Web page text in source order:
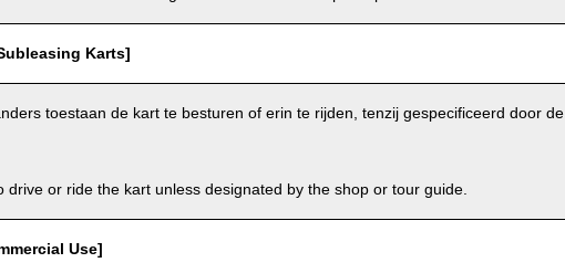
Karts]
toestaan de kart te besturen of erin te rijden, tenzij gespecificeerd door de
drive or ride the kart unless designated by the shop or tour guide.
Use]